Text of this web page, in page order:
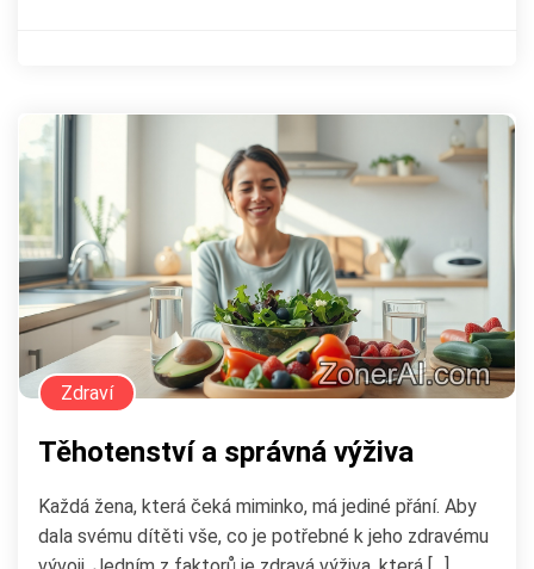
Zdraví
Těhotenství a správná výživa
Každá žena, která čeká miminko, má jediné přání. Aby
dala svému dítěti vše, co je potřebné k jeho zdravému